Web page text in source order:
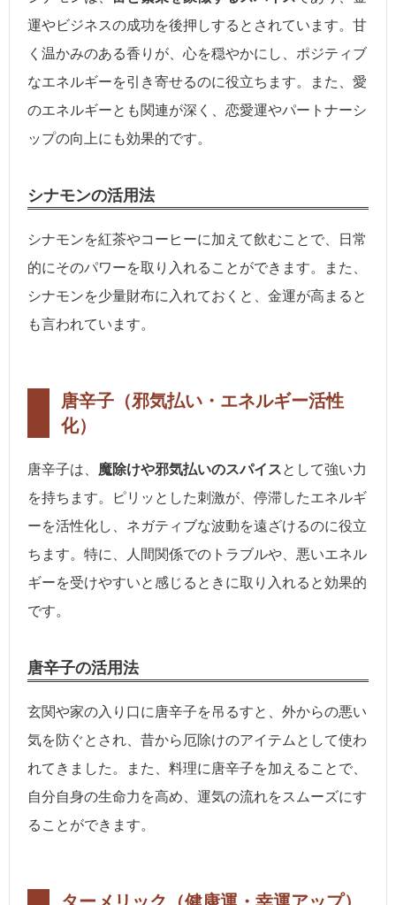
運やビジネスの成功を後押しするとされています。甘
く温かみのある香りが、心を穏やかにし、ポジティブ
なエネルギーを引き寄せるのに役立ちます。また、愛
のエネルギーとも関連が深く、恋愛運やパートナーシ
ップの向上にも効果的です。
シナモンの活用法
シナモンを紅茶やコーヒーに加えて飲むことで、日常
的にそのパワーを取り入れることができます。また、
シナモンを少量財布に入れておくと、金運が高まると
も言われています。
唐辛子（邪気払い・エネルギー活性
化）
唐辛子は、 魔除けや邪気払いのスパイスとして強い力
を持ちます。ピリッとした刺激が、停滞したエネルギ
ーを活性化し、ネガティブな波動を遠ざけるのに役立
ちます。特に、人間関係でのトラブルや、悪いエネル
ギーを受けやすいと感じるときに取り入れると効果的
です。
唐辛子の活用法
玄関や家の入り口に唐辛子を吊るすと、外からの悪い
気を防ぐとされ、昔から厄除けのアイテムとして使わ
れてきました。また、料理に唐辛子を加えることで、
自分自身の生命力を高め、運気の流れをスムーズにす
ることができます。